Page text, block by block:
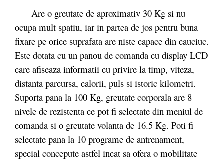
Are o greutate de aproximativ 30 Kg si nu
ocupa mult spatiu, iar in partea de jos pentru buna
fixare pe orice suprafata are niste capace din cauciuc.
Este dotata cu un panou de comanda cu display LCD
care afiseaza informatii cu privire la timp, viteza,
distanta parcursa, calorii, puls si istoric kilometri.
Suporta pana la 100 Kg, greutate corporala are 8
nivele de rezistenta ce pot fi selectate din meniul de
comanda si o greutate volanta de 16.5 Kg. Poti fi
selectate pana la 10 programe de antrenament,
special concepute astfel incat sa ofera o mobilitate